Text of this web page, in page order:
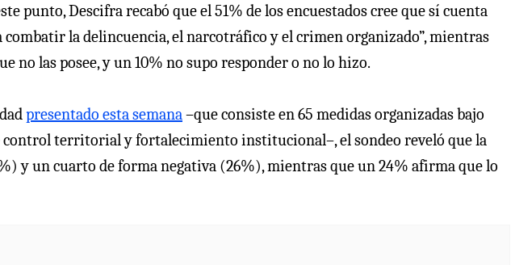
punto, Descifra recabó que el 51% de los encuestados cree que sí cuenta
combatir la delincuencia, el narcotráfico y el crimen organizado”, mientras
no las posee, y un 10% no supo responder o no lo hizo.
presentado esta semana–que consiste en 65 medidas organizadas bajo
control territorial y fortalecimiento institucional–, el sondeo reveló que la
y un cuarto de forma negativa (26%), mientras que un 24% afirma que lo